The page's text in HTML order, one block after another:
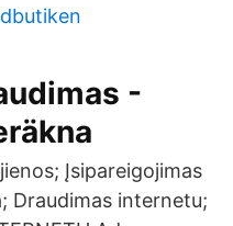
-
Įsipareigojimas
Draudimas internetu;